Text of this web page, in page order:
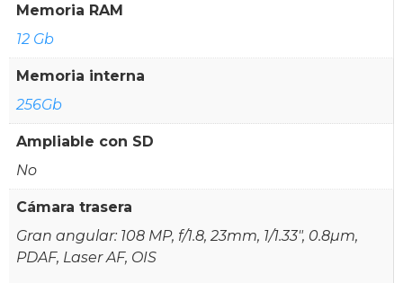
Memoria RAM
12 Gb
Memoria interna
256Gb
Ampliable con SD
No
Cámara trasera
Gran angular: 108 MP, f/1.8, 23mm, 1/1.33", 0.8µm,
PDAF, Laser AF, OIS